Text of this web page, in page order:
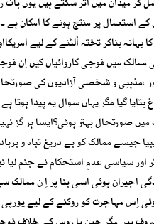
کر میدان میں اُتر سکتے ہیں یوں بات
استعمال پر منتج ہونے کا امکان ہے ۔
بہانہ بناکر تختہ اُلٹنے کے لیے
ممالک میں فوجی کاروائیاں کیں اِن
،مذہبی و شخصی آزادیوں کی صورتحال
گیا مگر یہاں سوال یہ پیدا ہوتا
صورتحال بہتر ہوئی؟ایسا ہر گز
جیسے ممالک کو بے دریغ تباہ و
اور سیاسی عدمِ استحکام نے جنم لیا
اجیران ہوئی اسی بنا پر اِ ن ممالک
اِس مہاجرت کو روکنے کے لیے